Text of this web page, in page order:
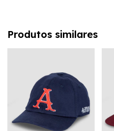
Produtos similares